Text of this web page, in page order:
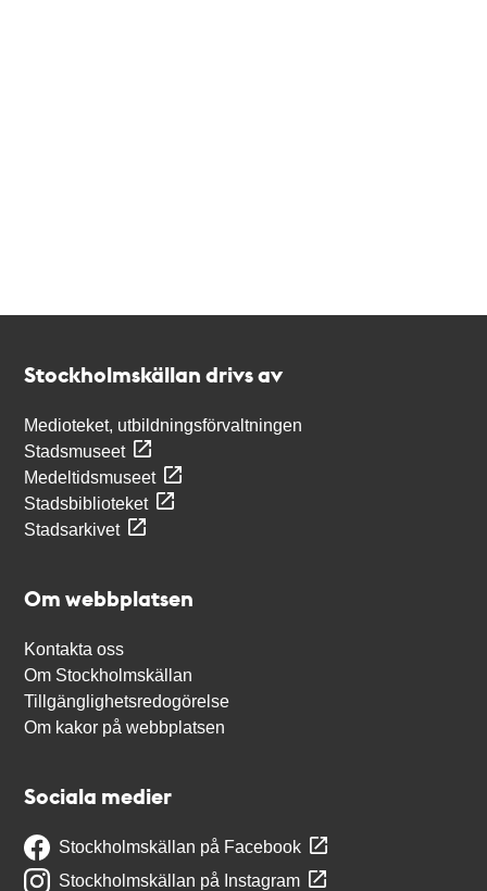
Stockholmskällan drivs av
Medioteket, utbildningsförvaltningen
Stadsmuseet
Medeltidsmuseet
Stadsbiblioteket
Stadsarkivet
Om webbplatsen
Kontakta oss
Om Stockholmskällan
Tillgänglighetsredogörelse
Om kakor på webbplatsen
Sociala medier
Stockholmskällan på Facebook
Stockholmskällan på Instagram